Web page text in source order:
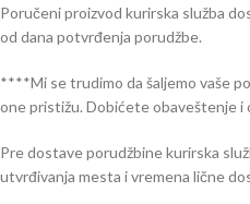
Poručeni proizvod kurirska služba
od dana potvrđenja porudžbe.
****Mi se trudimo da šaljemo vaše
one pristižu. Dobićete obaveštenje i
Pre dostave porudžbine kurirska
utvrđivanja mesta i vremena lične